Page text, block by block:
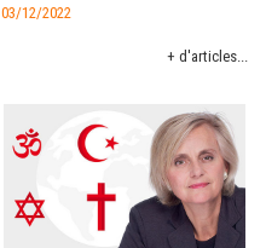
03/12/2022
+ d'articles...